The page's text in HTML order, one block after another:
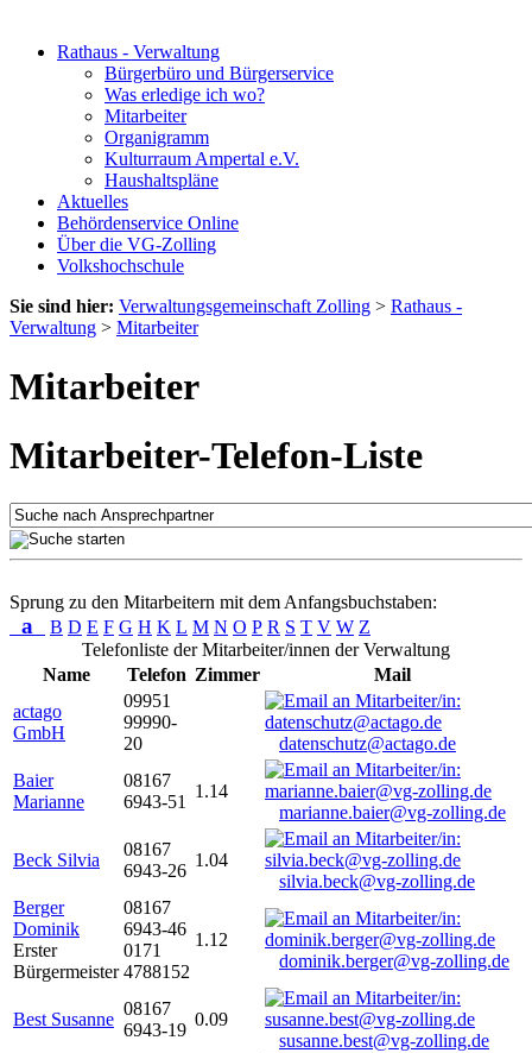
Rathaus - Verwaltung
Bürgerbüro und Bürgerservice
Was erledige ich wo?
Mitarbeiter
Organigramm
Kulturraum Ampertal e.V.
Haushaltspläne
Aktuelles
Behördenservice Online
Über die VG-Zolling
Volkshochschule
Sie sind hier: Verwaltungsgemeinschaft Zolling > Rathaus -
Verwaltung > Mitarbeiter
Mitarbeiter
Mitarbeiter-Telefon-Liste
Sprung zu den Mitarbeitern mit dem Anfangsbuchstaben:
a B D E F G H K L M N O P R S T V W Z
Telefonliste der Mitarbeiter/innen der Verwaltung
Name
Telefon Zimmer
Mail
actago
GmbH
09951
99990-
20
datenschutz@actago.de
Baier
Marianne
08167
6943-51
1.14
marianne.baier@vg-zolling.de
Beck Silvia
08167
6943-26
1.04
silvia.beck@vg-zolling.de
Berger
Dominik
Erster
Bürgermeister
08167
6943-46
0171
4788152
1.12
dominik.berger@vg-zolling.de
Best Susanne
08167
6943-19
0.09
susanne.best@vg-zolling.de